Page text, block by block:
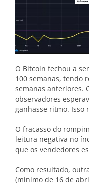
O Bitcoin fechou a
100 semanas, tendo
semanas anteriores.
observadores
ganhasse ritmo. Isso
O fracasso do
leitura negativa no
que os vendedores
Como resultado,
(mínimo de 16 de